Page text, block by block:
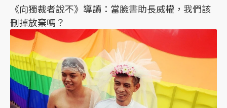
《向獨裁者說不》導讀：當臉書助長威權，我們該
刪掉放棄嗎？